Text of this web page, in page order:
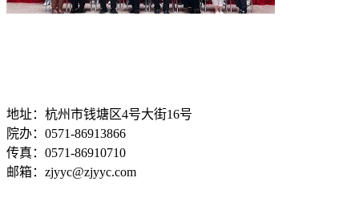
地址：杭州市钱塘区4号大街16号
院办：0571-86913866
传真：0571-86910710
邮箱：zjyyc@zjyyc.com